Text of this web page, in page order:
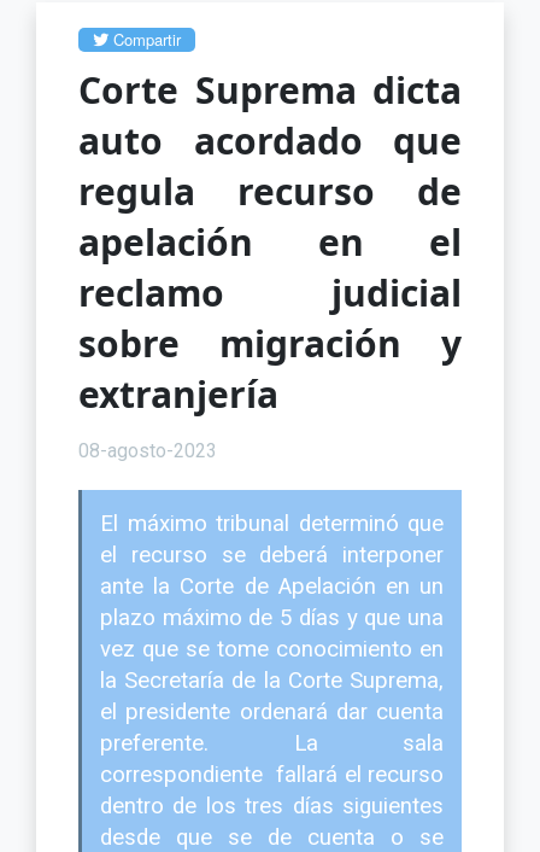
Compartir
Corte Suprema dicta
auto acordado que
regula recurso de
apelación en el
reclamo judicial
sobre migración y
extranjería
08-agosto-2023
El máximo tribunal determinó que
el recurso se deberá interponer
ante la Corte de Apelación en un
plazo máximo de 5 días y que una
vez que se tome conocimiento en
la Secretaría de la Corte Suprema,
el presidente ordenará dar cuenta
preferente. La sala
correspondiente fallará el recurso
dentro de los tres días siguientes
desde que se de cuenta o se